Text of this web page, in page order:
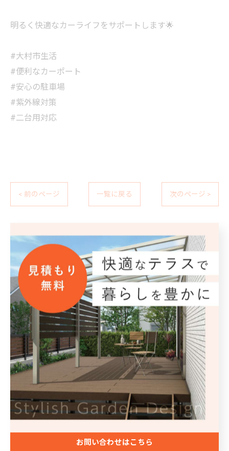
明るく快適なカーライフをサポートします🌟
#大村市生活
#便利なカーポート
#安心の駐車場
#紫外線対策
#二台用対応
< 前のページ 一覧に戻る 次のページ >
カテゴリー Categories
全てのカテゴリー
外構工事
エクステリア
駐車場
フェンス
最近の投稿 Recent Posts
お問い合わせはこちら